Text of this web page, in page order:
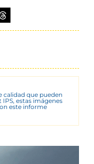
calidad que pueden
estas imágenes
este informe